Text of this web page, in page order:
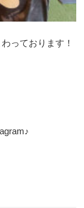
っております！